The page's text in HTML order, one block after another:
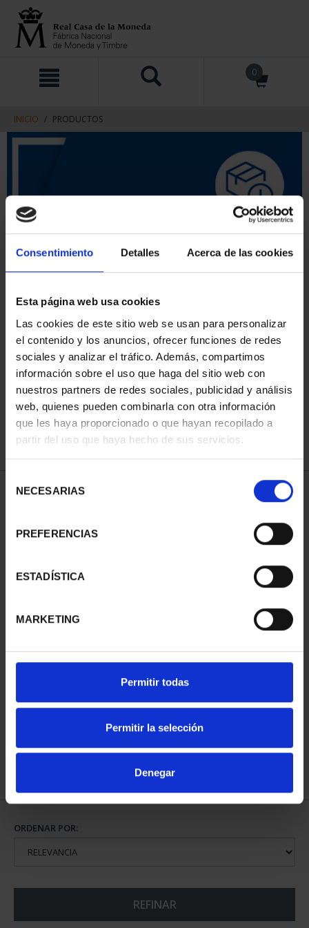
Consentimiento Detalles Acerca de las cookies
Esta página web usa cookies
Las cookies de este sitio web se usan para personalizar
el contenido y los anuncios, ofrecer funciones de redes
sociales y analizar el tráfico. Además, compartimos
información sobre el uso que haga del sitio web con
nuestros partners de redes sociales, publicidad y análisis
web, quienes pueden combinarla con otra información
que les haya proporcionado o que hayan recopilado a
partir del uso que haya hecho de sus servicios.
NECESARIAS
PREFERENCIAS
ESTADÍSTICA
MARKETING
Permitir todas
Permitir la selección
Denegar
contenido
navegacin
0
INICIO PRODUCTOS
ORDENAR POR:
REFINAR
1 Productos encontrados
SUSCRIPCIÓN CIUDADES
PATRIMONIO DE LA
HU...
registrados
ORDENAR POR:
REFINAR